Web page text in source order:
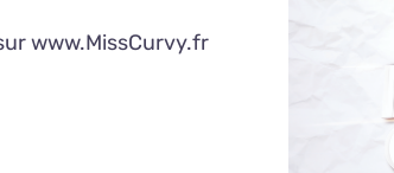
www.MissCurvy.fr